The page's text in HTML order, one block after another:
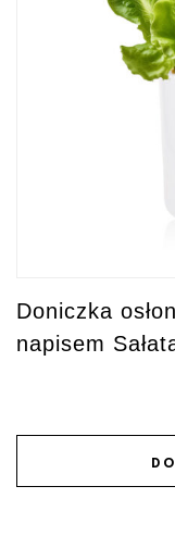
Doniczka
napisem